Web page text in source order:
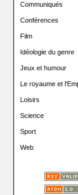
Communiqués
Conférences
Film
Idéologie du genre
Jeux et humour
Le royaume et
Loisirs
Science
Sport
Web